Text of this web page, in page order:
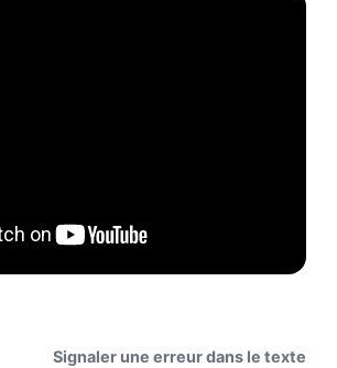
Signaler une erreur dans le texte